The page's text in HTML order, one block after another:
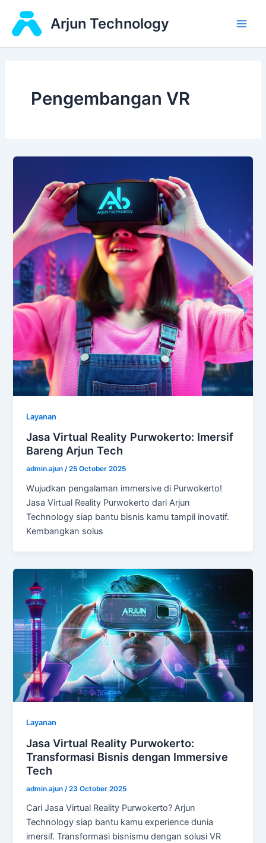
content
Arjun Technology
Pengembangan VR
Layanan
Jasa Virtual Reality Purwokerto: Imersif
Bareng Arjun Tech
admin.ajun/25 October 2025
Wujudkan pengalaman immersive di Purwokerto!
Jasa Virtual Reality Purwokerto dari Arjun
Technology siap bantu bisnis kamu tampil inovatif.
Kembangkan solus
Layanan
Jasa Virtual Reality Purwokerto:
Transformasi Bisnis dengan Immersive
Tech
admin.ajun /23 October 2025
Cari Jasa Virtual Reality Purwokerto? Arjun
Technology siap bantu kamu experience dunia
imersif. Transformasi bisnismu dengan solusi VR